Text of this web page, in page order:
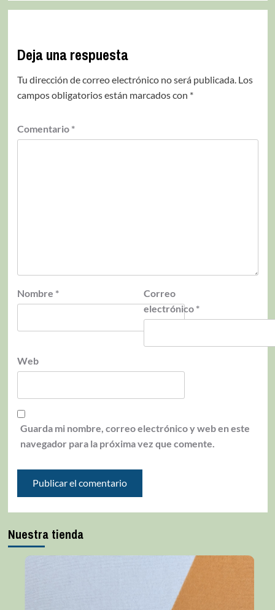
Deja una respuesta
Tu dirección de correo electrónico no será publicada. Los
campos obligatorios están marcados con *
Comentario *
Nombre *
Correo
electrónico *
Web
Guarda mi nombre, correo electrónico y web en este
navegador para la próxima vez que comente.
Nuestra tienda